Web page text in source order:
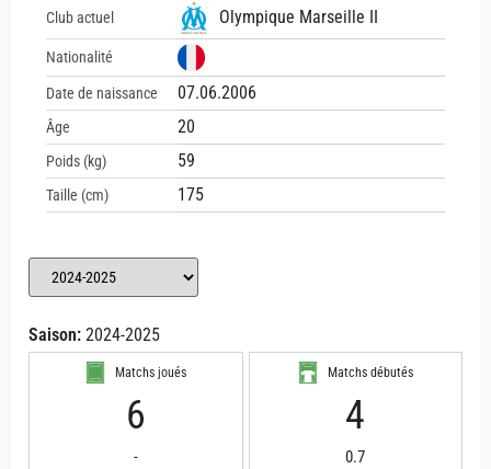
Club actuel Olympique Marseille II
Nationalité
Date de naissance 07.06.2006
Âge 20
Poids (kg) 59
Taille (cm) 175
Saison: 2024-2025
Matchs joués
6
-
Matchs débutés
4
0.7